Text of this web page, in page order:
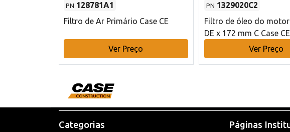
PN 128781A1
Filtro de Ar Primário Case CE
Ver Preço
PN 1329020C2
Filtro de óleo do
DE x 172 mm C Case CE
Ver Preço
Categorias Páginas